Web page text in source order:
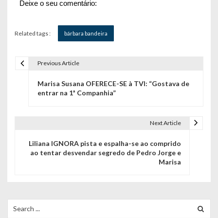
Deixe o seu comentário:
Related tags : bárbara bandeira
o
Previous Article
Marisa Susana OFERECE-SE à TVI: “Gostava de
entrar na 1ª Companhia”
Next Article
Liliana IGNORA pista e espalha-se ao comprido
ao tentar desvendar segredo de Pedro Jorge e
Marisa
for: